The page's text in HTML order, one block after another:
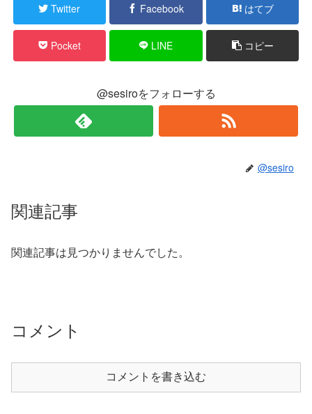
Twitter Facebook はてブ
Pocket LINE コピー
@sesiroをフォローする
@sesiro
関連記事
関連記事は見つかりませんでした。
コメント
コメントを書き込む